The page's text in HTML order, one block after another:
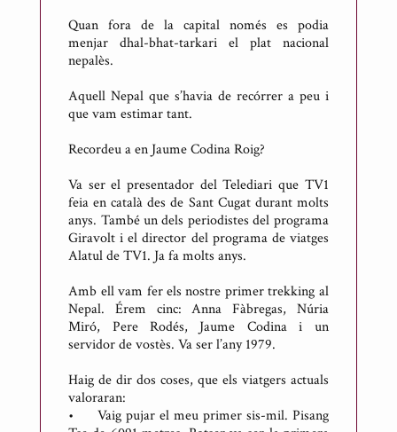
Quan fora de la capital només es podia
menjar dhal-bhat-tarkari el plat nacional
nepalès.
Aquell Nepal que s’havia de recórrer a peu i
que vam estimar tant.
Recordeu a en Jaume Codina Roig?
Va ser el presentador del Telediari que TV1
feia en català des de Sant Cugat durant molts
anys. També un dels periodistes del programa
Giravolt i el director del programa de viatges
Alatul de TV1. Ja fa molts anys.
Amb ell vam fer els nostre primer trekking al
Nepal. Érem cinc: Anna Fàbregas, Núria
Miró, Pere Rodés, Jaume Codina i un
servidor de vostès. Va ser l’any 1979.
Haig de dir dos coses, que els viatgers actuals
valoraran:
•
Vaig pujar el meu primer sis-mil. Pisang